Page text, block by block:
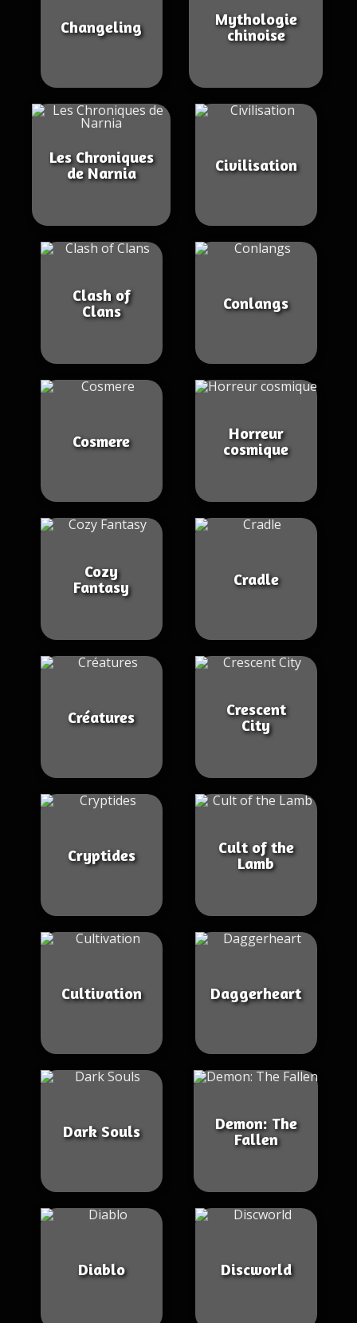
Changeling
Mythologie
chinoise
Les Chroniques
de Narnia
Civilisation
Clash of
Clans
Conlangs
Cosmere
Horreur
cosmique
Cozy
Fantasy
Cradle
Créatures
Crescent
City
Cryptides
Cult of the
Lamb
Cultivation Daggerheart
Dark Souls
Demon: The
Fallen
Diablo Discworld